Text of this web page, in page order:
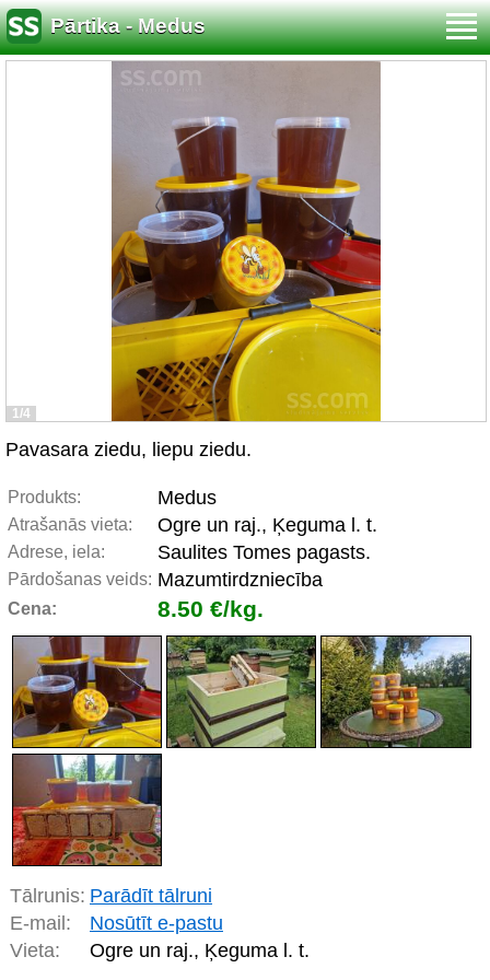
Pārtika - Medus
1/4
Pavasara ziedu, liepu ziedu.
Produkts: Medus
Atrašanās vieta: Ogre un raj., Ķeguma l. t.
Adrese, iela: Saulites Tomes pagasts.
Pārdošanas veids: Mazumtirdzniecība
Cena: 8.50 €/kg.
Tālrunis: Parādīt tālruni
E-mail:
Nosūtīt e-pastu
Vieta:
Ogre un raj., Ķeguma l. t.